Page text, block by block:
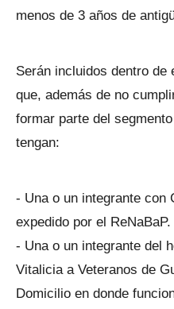
menos de 3 años de
Serán incluidos dentro de
que, además de no
formar parte del
tengan:
- Una o un integrante con
expedido por el ReNaBaP.
- Una o un integrante del
Vitalicia a Veteranos de
Domicilio en donde